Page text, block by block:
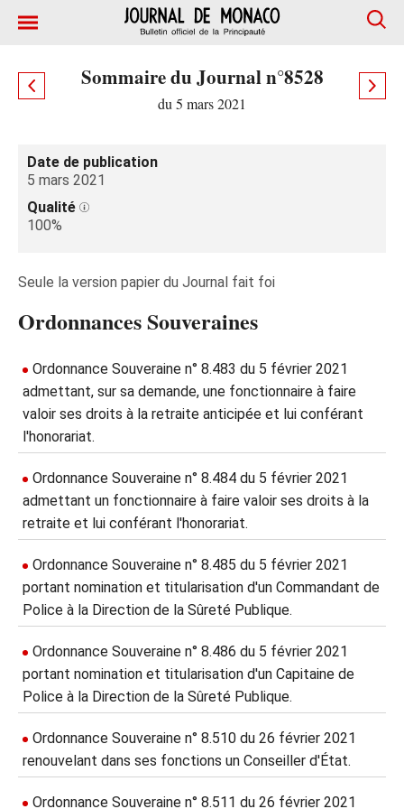
Sommaire du Journal n°8528
du 5 mars 2021
Date de publication
5 mars 2021
Qualité
100%
Seule la version papier du Journal fait foi
Ordonnances Souveraines
Ordonnance Souveraine n° 8.483 du 5 février 2021
admettant, sur sa demande, une fonctionnaire à faire
valoir ses droits à la retraite anticipée et lui conférant
l'honorariat.
Ordonnance Souveraine n° 8.484 du 5 février 2021
admettant un fonctionnaire à faire valoir ses droits à la
retraite et lui conférant l'honorariat.
Ordonnance Souveraine n° 8.485 du 5 février 2021
portant nomination et titularisation d'un Commandant de
Police à la Direction de la Sûreté Publique.
Ordonnance Souveraine n° 8.486 du 5 février 2021
portant nomination et titularisation d'un Capitaine de
Police à la Direction de la Sûreté Publique.
Ordonnance Souveraine n° 8.510 du 26 février 2021
renouvelant dans ses fonctions un Conseiller d'État.
Ordonnance Souveraine n° 8.511 du 26 février 2021